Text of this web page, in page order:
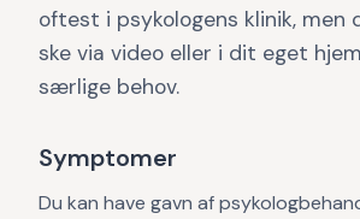
oftest i psykologens klinik, men
ske via video eller i dit eget
særlige behov.
Symptomer
Du kan have gavn af